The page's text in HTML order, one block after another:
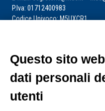
P.Iva: 01712400983
Codice Univoco: M5UXCR1
La segreteria è aperta dal lunedì
Questo sito
dati personali
utenti